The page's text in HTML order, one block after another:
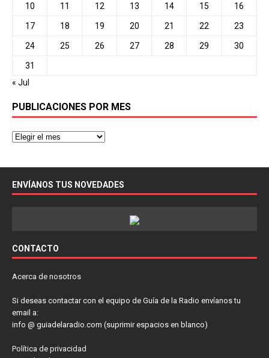
10 11 12 13 14 15 16
17 18 19 20 21 22 23
24 25 26 27 28 29 30
31
« Jul
PUBLICACIONES POR MES
ENVÍANOS TUS NOVEDADES
CONTACTO
Acerca de nosotros
Si deseas contactar con el equipo de Guía de la Radio envíanos tu
email a:
info @ guiadelaradio.com (suprimir espacios en blanco)
Política de privacidad